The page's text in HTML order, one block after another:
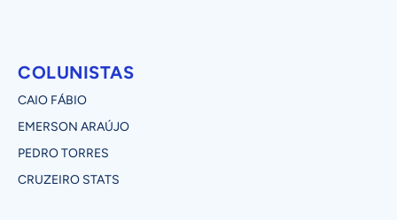
COLUNISTAS
CAIO FÁBIO
EMERSON ARAÚJO
PEDRO TORRES
CRUZEIRO STATS